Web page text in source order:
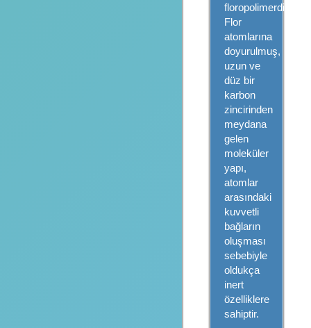
floropolimerdir.
Flor
atomlarına
doyurulmuş,
uzun ve
düz bir
karbon
zincirinden
meydana
gelen
moleküler
yapı,
atomlar
arasındaki
kuvvetli
bağların
oluşması
sebebiyle
oldukça
inert
özelliklere
sahiptir.